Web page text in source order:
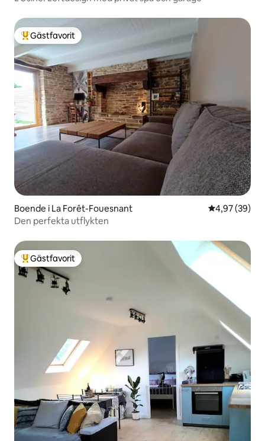
Populär gästfavorit
Gästfavorit
Boende i La Forêt-Fouesnant 4,97 av 5 i
4,97 (39)
Den perfekta utflykten
Populär gästfavorit
Gästfavorit